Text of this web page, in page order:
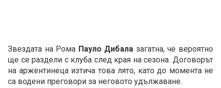
Звездата на Рома Пауло Дибала загатна, че вероятно
ще се раздели с клуба след края на сезона. Договорът
на аржентинеца изтича това лято, като до момента не
са водени преговори за неговото удължаване.